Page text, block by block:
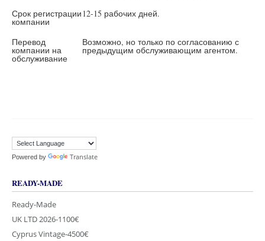
Срок регистрации
компании
12-15 рабочих дней.
Перевод
компании на
обслуживание
Возможно, но только по согласованию с
предыдущим обслуживающим агентом.
Powered by Translate
READY-MADE
Ready-Made
UK LTD 2026-1100€
Cyprus Vintage-4500€